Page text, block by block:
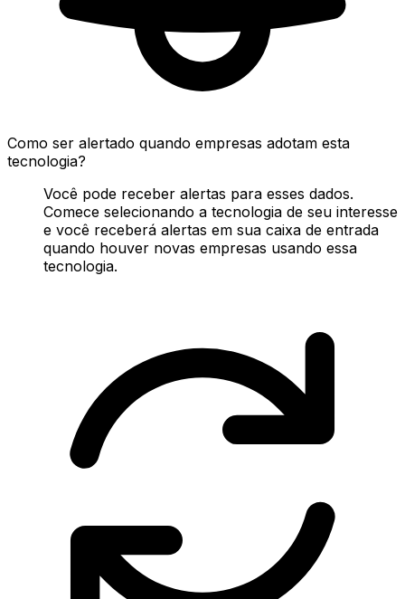
Como ser alertado quando empresas adotam esta
tecnologia?
Você pode receber alertas para esses dados.
Comece selecionando a tecnologia de seu interesse
e você receberá alertas em sua caixa de entrada
quando houver novas empresas usando essa
tecnologia.